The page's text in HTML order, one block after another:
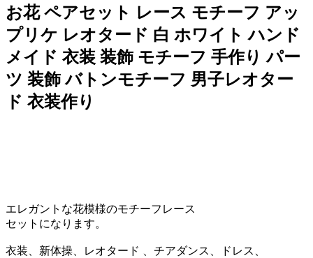
お花 ペアセット レース モチーフ アッ
プリケ レオタード 白 ホワイト ハンド
メイド 衣装 装飾 モチーフ 手作り パー
ツ 装飾 バトンモチーフ 男子レオター
ド 衣装作り
エレガントな花模様のモチーフレース
セットになります。
衣装、新体操、レオタード 、チアダンス、ドレス、